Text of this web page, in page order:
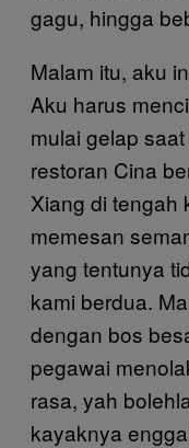
gagu, hingga
Malam itu, aku
Aku harus
mulai gelap
restoran Cina
Xiang di tengah
memesan
yang tentunya
kami berdua.
dengan bos
pegawai
rasa, yah
kayaknya